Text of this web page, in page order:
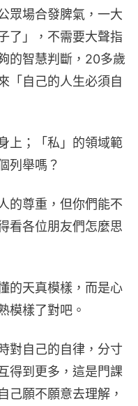
眾場合發脾氣，一大
了」，不需要大聲指
的智慧判斷，20多歲
「自己的人生必須自
上；「私」的領域範
列舉嗎？
的尊重，但你們能不
看各位朋友們怎麼思
的天真模樣，而是心
模樣了對吧。
對自己的自律，分寸
得到更多，這是門課
己願不願意去理解，